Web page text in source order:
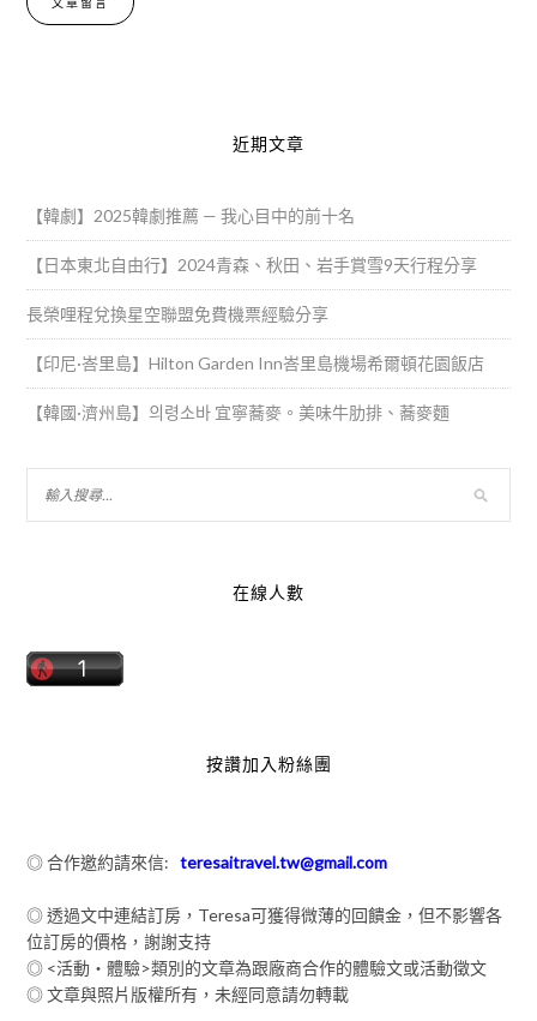
近期文章
【韓劇】2025韓劇推薦 — 我心目中的前十名
【日本東北自由行】2024青森、秋田、岩手賞雪9天行程分享
長榮哩程兌換星空聯盟免費機票經驗分享
【印尼·峇里島】Hilton Garden Inn峇里島機場希爾頓花園飯店
【韓國·濟州島】의령소바 宜寧蕎麥。美味牛肋排、蕎麥麵
在線人數
按讚加入粉絲團
◎ 合作邀約請來信:teresaitravel.tw@gmail.com
◎ 透過文中連結訂房，Teresa可獲得微薄的回饋金，但不影響各
位訂房的價格，謝謝支持
◎ <活動‧體驗>類別的文章為跟廠商合作的體驗文或活動徵文
◎ 文章與照片版權所有，未經同意請勿轉載